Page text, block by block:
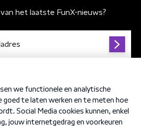
het laatste FunX-nieuws?
Privacybeleid